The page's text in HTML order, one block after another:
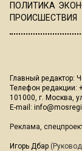
ПОЛИТИКА
ПРОИСШЕСТВИЯ
Главный редактор:
Телефон редакции:
101000, г. Москва,
E-mail:
Реклама,
Игорь Дбар